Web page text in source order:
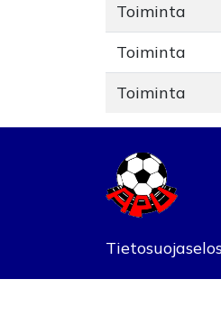
Toiminta
Toiminta
Toiminta